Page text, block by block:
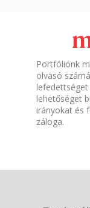
Portfóliónk
olvasó
lehetőséget
irányokat és
záloga.